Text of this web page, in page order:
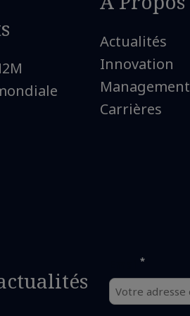
Actualités
Innovation
Management
Carrières
*